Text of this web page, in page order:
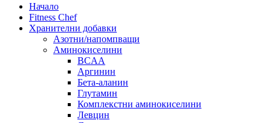
Начало
Fitness Chef
Хранителни добавки
Азотни/напомпващи
Аминокиселини
BCAA
Аргинин
Бета-аланин
Глутамин
Комплекстни аминокиселини
Левцин